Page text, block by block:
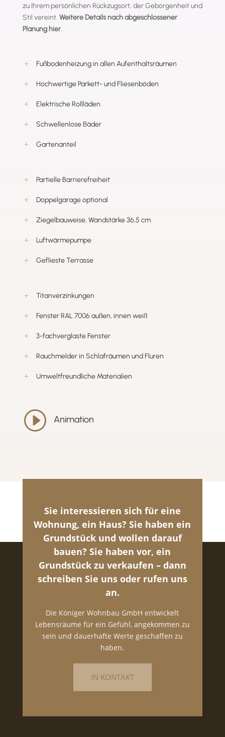
zu Ihrem persönlichen Rückzugsort, der Geborgenheit und
Stil vereint. Weitere Details nach abgeschlossener
Planung hier.
L Fußbodenheizung in allen Aufenthaltsräumen
L Hochwertige Parkett- und Fliesenböden
L Elektrische Rollläden
L Schwellenlose Bäder
L Gartenanteil
L Partielle Barrierefreiheit
L Doppelgarage optional
L Ziegelbauweise, Wandstärke 36,5 cm
L Luftwärmepumpe
L Geflieste Terrasse
L Titanverzinkungen
L Fenster RAL 7006 außen, innen weiß
L 3-fachverglaste Fenster
L Rauchmelder in Schlafräumen und Fluren
L Umweltfreundliche Materialien
I Animation
Sie interessieren sich für eine
Wohnung, ein Haus? Sie haben ein
Grundstück und wollen darauf
bauen? Sie haben vor, ein
Grundstück zu verkaufen – dann
schreiben Sie uns oder rufen uns
an.
Die Königer Wohnbau GmbH entwickelt
Lebensräume für ein Gefühl, angekommen zu
sein und dauerhafte Werte geschaffen zu
haben.
IN KONTAKT